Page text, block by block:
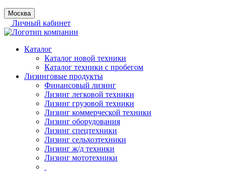
Москва
Личный кабинет
Каталог
Каталог новой техники
Каталог техники с пробегом
Лизинговые продукты
Финансовый лизинг
Лизинг легковой техники
Лизинг грузовой техники
Лизинг коммерческой техники
Лизинг оборудования
Лизинг спецтехники
Лизинг сельхозтехники
Лизинг ж/д техники
Лизинг мототехники